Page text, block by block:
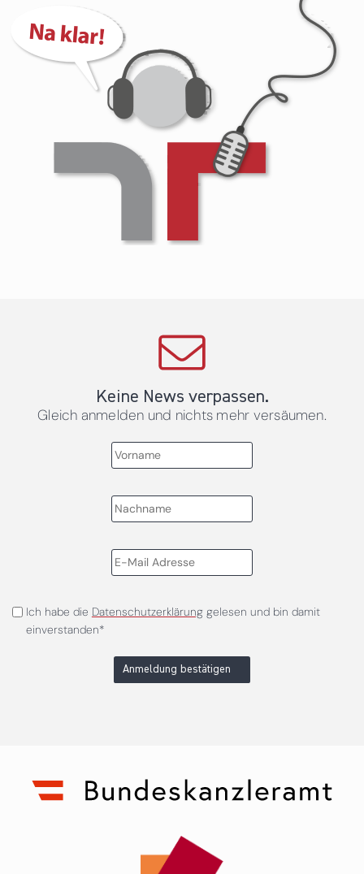
Keine News verpassen.
Gleich anmelden und nichts mehr versäumen.
Ich habe die Datenschutzerklärunggelesen und bin damit
einverstanden*
Anmeldung bestätigen